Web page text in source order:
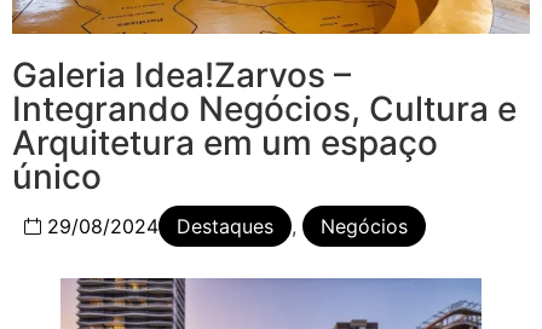
Galeria Idea!Zarvos –
Integrando Negócios, Cultura e
Arquitetura em um espaço
único
29/08/2024 Destaques , Negócios